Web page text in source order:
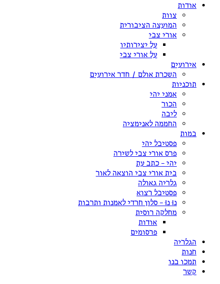
אודות
צוות
המועצה הציבורית
אורי צבי
על יצירותיו
על אורי צבי
אירועים
השכרת אולם / חדר אירועים
תוכניות
אמני יהי
הכור
ליבה
החממה לאנימציה
במות
פסטיבל יהי
פרס אורי צבי לשירה
יהי – כתב עת
בית אורי צבי הוצאה לאור
גלריה גאולה
פסטיבל רצוא
נוּ נוּ – סלון חרדי לאמנות ותרבות
מחלקה רוסית
אודות
פרסומים
הגלריה
חנות
תמכו בנו
קשר